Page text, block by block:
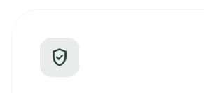
verified_user